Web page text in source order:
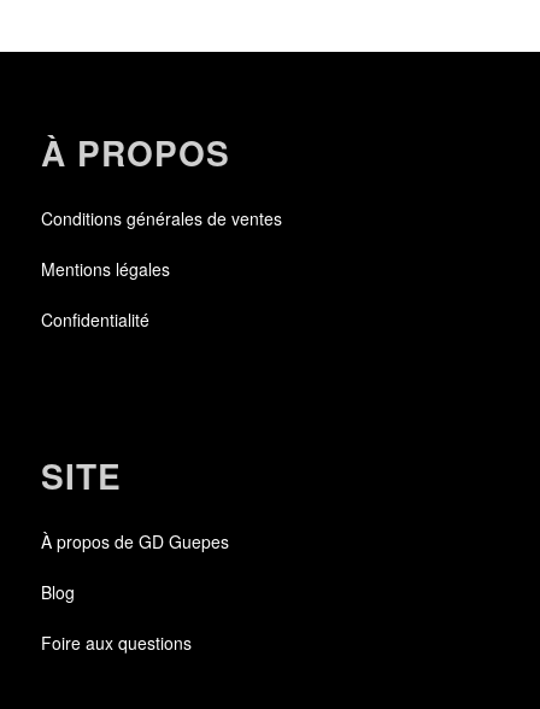
À PROPOS
Conditions générales de ventes
Mentions légales
Confidentialité
SITE
À propos de GD Guepes
Blog
Foire aux questions